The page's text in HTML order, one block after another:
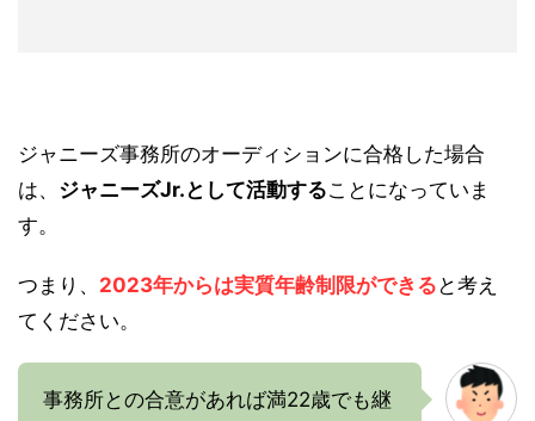
ジャニーズ事務所のオーディションに合格した場合
は、 ジャニーズJr.として活動することになっていま
す。
つまり、 2023年からは実質年齢制限ができる と考え
てください。
事務所との合意があれば満22歳でも継